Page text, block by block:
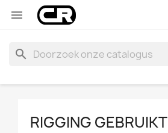

search
RIGGING GEBRUIKT